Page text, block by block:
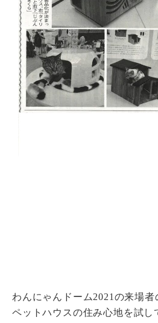
わんにゃんドーム2021の来場
ペットハウスの住み心地を試し